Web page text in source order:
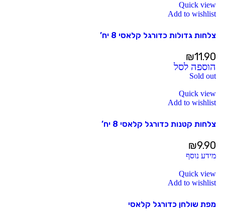
Quick view
Add to wishlist
צלחות גדולות כדורגל קלאסי 8 יח’
₪11.90
הוספה לסל
Sold out
Quick view
Add to wishlist
צלחות קטנות כדורגל קלאסי 8 יח’
₪9.90
מידע נוסף
Quick view
Add to wishlist
מפת שולחן כדורגל קלאסי